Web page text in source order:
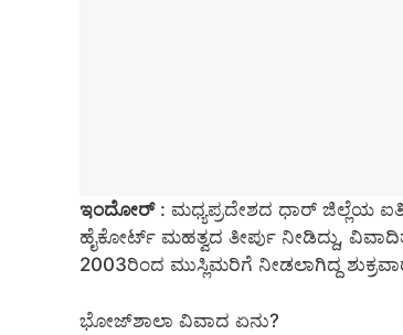
ಇಂದೋರ್‌: ಮಧ್ಯಪ್ರದೇಶದ ಧಾರ್ ಜಿಲ್ಲೆಯ
ಹೈಕೋರ್ಟ್‌ ಮಹತ್ವದ ತೀರ್ಪು ನೀಡಿದ್ದು,
2003ರಿಂದ ಮುಸ್ಲಿಮರಿಗೆ ನೀಡಲಾಗಿದ್ದ
ಭೋಜ್‌ಶಾಲಾ ವಿವಾದ ಏನು?